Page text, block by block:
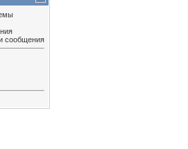
сообщения